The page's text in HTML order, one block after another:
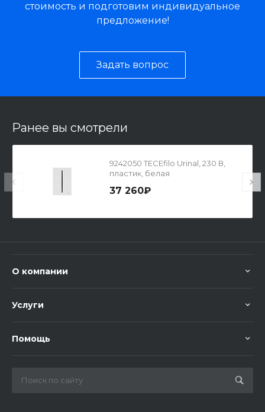
стоимость и подготовим индивидуальное
предложение!
Задать вопрос
Ранее вы смотрели
9242050 TECEfilo Urinal, 230 В,
пластик, белая
37 260₽
О компании
Услуги
Помощь